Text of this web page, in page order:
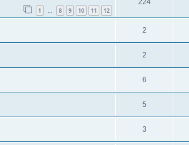
1 … 8 9 10 11 12
224
2
2
6
5
3